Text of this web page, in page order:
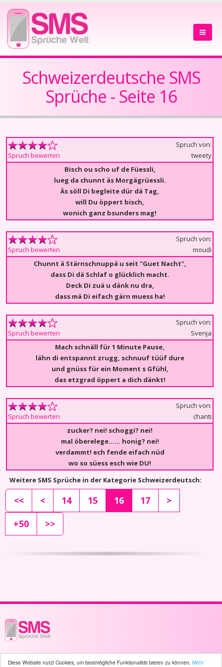
Diese Website nutzt Cookies, um bestmögliche Funktionalität bieten zu können. Mehr
Schweizerdeutsche SMS
Sprüche - Seite 16
Spruch bewerten
Spruch von:
tweety
Bisch ou scho uf de Füessli,
lueg da chunnt äs Morgägrüessli.
Äs söll Di begleite dür dä Tag,
will Du öppert bisch,
wonich ganz bsunders mag!
Spruch bewerten
Spruch von:
moudi
Chunnt ä Stärnschnuppä u seit "Guet Nacht",
dass Di dä Schlaf o glücklich macht.
Deck Di zuä u dänk nu dra,
dass mä Di eifach gärn muess ha!
Spruch bewerten
Spruch von:
Svenja
Mach schnäll für 1 Minute Pause,
lähn di entspannt zrugg, schnuuf tüüf dure
und gnüss für ein Moment s Gfühl,
das etzgrad öppert a dich dänkt!
Spruch bewerten
Spruch von:
chanti
zucker? nei! schoggi? nei!
mal öberelege...... honig? nei!
verdammt! ech fende eifach nüd
wo so süess esch wie DU!
Weitere SMS Sprüche in der Kategorie Schweizerdeutsch:
<< < 14 15 16 17
>
+50
>>
© 2003 - 2026 -sms-sprueche-welt.ch- All rights reserved -42 user(s)